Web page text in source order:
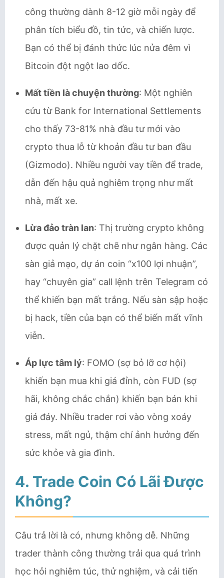
công thường dành 8-12 giờ mỗi ngày để
phân tích biểu đồ, tin tức, và chiến lược.
Bạn có thể bị đánh thức lúc nửa đêm vì
Bitcoin đột ngột lao dốc.
Mất tiền là chuyện thường: Một nghiên
cứu từ Bank for International Settlements
cho thấy 73-81% nhà đầu tư mới vào
crypto thua lỗ từ khoản đầu tư ban đầu
(Gizmodo). Nhiều người vay tiền để trade,
dẫn đến hậu quả nghiêm trọng như mất
nhà, mất xe.
Lừa đảo tràn lan: Thị trường crypto không
được quản lý chặt chẽ như ngân hàng. Các
sàn giả mạo, dự án coin “x100 lợi nhuận”,
hay “chuyên gia” call lệnh trên Telegram có
thể khiến bạn mất trắng. Nếu sàn sập hoặc
bị hack, tiền của bạn có thể biến mất vĩnh
viễn.
Áp lực tâm lý: FOMO (sợ bỏ lỡ cơ hội)
khiến bạn mua khi giá đỉnh, còn FUD (sợ
hãi, không chắc chắn) khiến bạn bán khi
giá đáy. Nhiều trader rơi vào vòng xoáy
stress, mất ngủ, thậm chí ảnh hưởng đến
sức khỏe và gia đình.
4. Trade Coin Có Lãi Được
Không?
Câu trả lời là có, nhưng không dễ. Những
trader thành công thường trải qua quá trình
học hỏi nghiêm túc, thử nghiệm, và cải tiến